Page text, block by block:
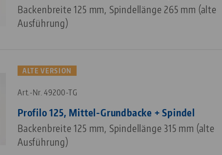
Backenbreite 125 mm, Spindellänge 265 mm (alte
Ausführung)
ALTE VERSION
Art.-Nr. 49200-TG
Profilo 125, Mittel-Grundbacke + Spindel
Backenbreite 125 mm, Spindellänge 315 mm (alte
Ausführung)